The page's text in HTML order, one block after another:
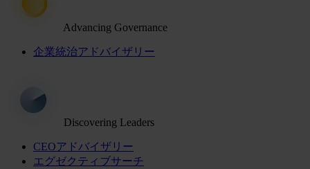
Advancing Governance
企業統治アドバイザリー
Discovering Leaders
CEOアドバイザリー
エグゼクティブサーチ